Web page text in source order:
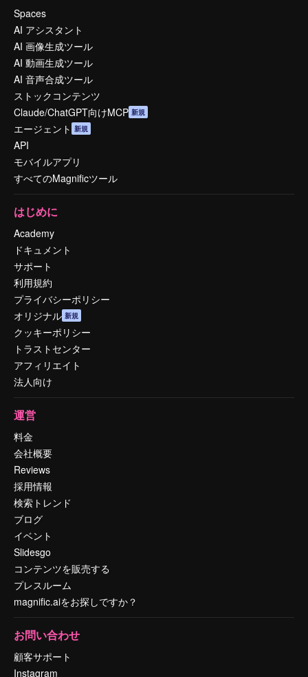
Spaces
AI アシスタント
AI 画像生成ツール
AI 動画生成ツール
AI 音声合成ツール
ストックコンテンツ
Claude/ChatGPT向けMCP 新規
エージェント 新規
API
モバイルアプリ
すべてのMagnificツール
はじめに
Academy
ドキュメント
サポート
利用規約
プライバシーポリシー
オリジナル 新規
クッキーポリシー
トラストセンター
アフィリエイト
法人向け
運営
料金
会社概要
Reviews
採用情報
検索トレンド
ブログ
イベント
Slidesgo
コンテンツを販売する
プレスルーム
magnific.aiをお探しですか？
お問い合わせ
顧客サポート
Instagram